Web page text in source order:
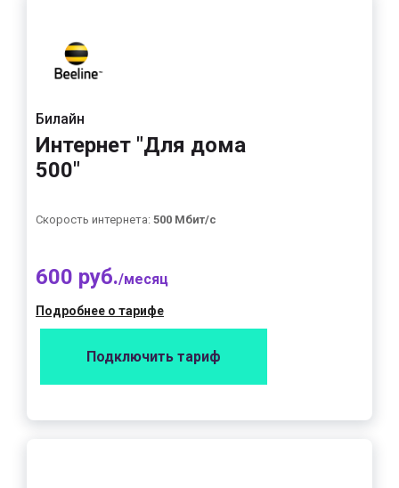
Билайн
Интернет "Для дома
500"
Скорость интернета: 500 Мбит/с
600 руб./месяц
Подробнее о тарифе
Подключить тариф